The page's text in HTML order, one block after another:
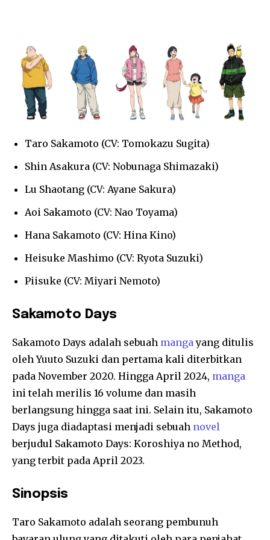
Taro Sakamoto (CV: Tomokazu Sugita)
Shin Asakura (CV: Nobunaga Shimazaki)
Lu Shaotang (CV: Ayane Sakura)
Aoi Sakamoto (CV: Nao Toyama)
Hana Sakamoto (CV: Hina Kino)
Heisuke Mashimo (CV: Ryota Suzuki)
Piisuke (CV: Miyari Nemoto)
Sakamoto Days
Sakamoto Days adalah sebuah manga yang ditulis
oleh Yuuto Suzuki dan pertama kali diterbitkan
pada November 2020. Hingga April 2024, manga
ini telah merilis 16 volume dan masih
berlangsung hingga saat ini. Selain itu, Sakamoto
Days juga diadaptasi menjadi sebuah novel
berjudul Sakamoto Days: Koroshiya no Method,
yang terbit pada April 2023.
Sinopsis
Taro Sakamoto adalah seorang pembunuh